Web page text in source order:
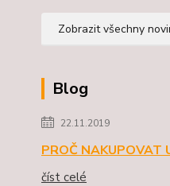
Zobrazit všechny
Blog
22.11.2019
PROČ NAKUPOVAT
číst celé